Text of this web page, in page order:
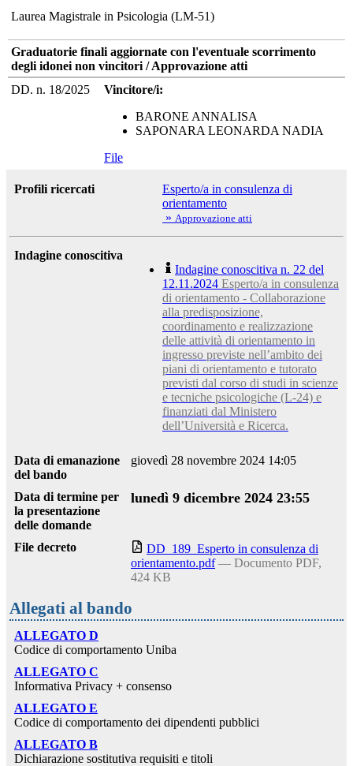
Laurea Magistrale in Psicologia (LM-51)
Graduatorie finali aggiornate con l'eventuale scorrimento
degli idonei non vincitori / Approvazione atti
DD. n. 18/2025
Vincitore/i:
BARONE ANNALISA
SAPONARA LEONARDA NADIA
File
Profili ricercati
Esperto/a in consulenza di
orientamento
» Approvazione atti
Indagine conoscitiva
Indagine conoscitiva n. 22 del
12.11.2024 Esperto/a in consulenza
di orientamento - Collaborazione
alla predisposizione,
coordinamento e realizzazione
delle attività di orientamento in
ingresso previste nell’ambito dei
piani di orientamento e tutorato
previsti dal corso di studi in scienze
e tecniche psicologiche (L-24) e
finanziati dal Ministero
dell’Università e Ricerca.
Data di emanazione
del bando
giovedì 28 novembre 2024 14:05
Data di termine per
la presentazione
delle domande
lunedì 9 dicembre 2024 23:55
File decreto
DD_189_Esperto in consulenza di
orientamento.pdf — Documento PDF,
424 KB
Allegati al bando
ALLEGATO D
Codice di comportamento Uniba
ALLEGATO C
Informativa Privacy + consenso
ALLEGATO E
Codice di comportamento dei dipendenti pubblici
ALLEGATO B
Dichiarazione sostitutiva requisiti e titoli